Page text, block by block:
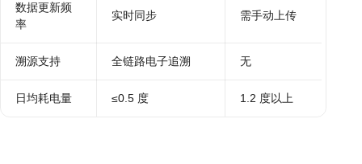
数据更新频
率
实时同步 需手动上传
溯源支持 全链路电子追溯 无
日均耗电量 ≤0.5 度 1.2 度以上